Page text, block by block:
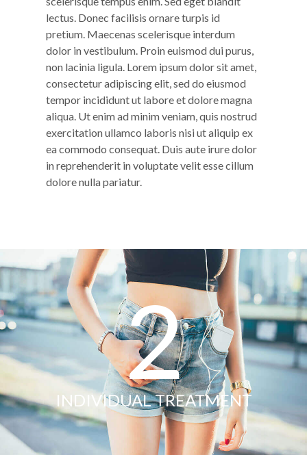
lectus. Donec facilisis ornare turpis id
pretium. Maecenas scelerisque interdum
dolor in vestibulum. Proin euismod dui purus,
non lacinia ligula. Lorem ipsum dolor sit amet,
consectetur adipiscing elit, sed do eiusmod
tempor incididunt ut labore et dolore magna
aliqua. Ut enim ad minim veniam, quis nostrud
exercitation ullamco laboris nisi ut aliquip ex
ea commodo consequat. Duis aute irure dolor
in reprehenderit in voluptate velit esse cillum
dolore nulla pariatur.
2
INDIVIDUAL TREATMENT